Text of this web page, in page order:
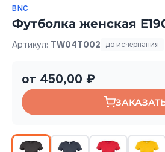
BNC
Футболка женская
Артикул: TW04T002 до исчерпания
от 450,00 ₽